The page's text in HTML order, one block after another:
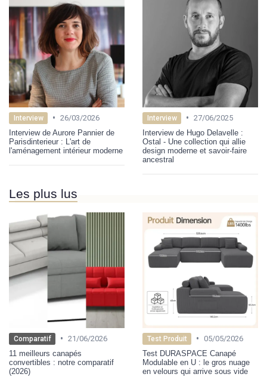
Interview • 26/03/2026
Interview de Aurore Pannier de
Parisdinterieur : L'art de
l'aménagement intérieur moderne
Interview • 27/06/2025
Interview de Hugo Delavelle :
Ostal - Une collection qui allie
design moderne et savoir-faire
ancestral
Les plus lus
Comparatif • 21/06/2026
11 meilleurs canapés
convertibles : notre comparatif
(2026)
Test Produit • 05/05/2026
Test DURASPACE Canapé
Modulable en U : le gros nuage
en velours qui arrive sous vide